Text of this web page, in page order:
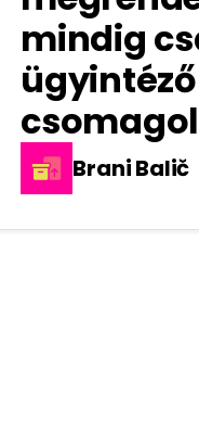
mindig
ügyintéző
Brani Balič